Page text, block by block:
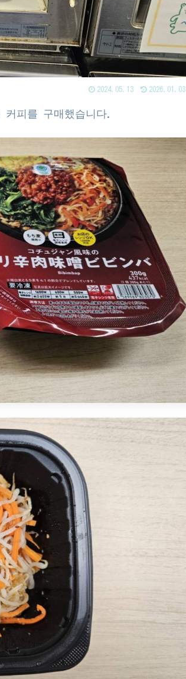
2024.05.13 2026.01.03
피를 구매했습니다.